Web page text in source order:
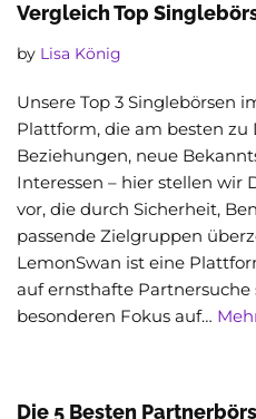
Vergleich Top
by Lisa König
Unsere Top 3 Singlebörsen
Plattform, die am besten zu
Beziehungen, neue
Interessen – hier stellen wir
vor, die durch Sicherheit,
passende Zielgruppen
LemonSwan ist eine
auf ernsthafte
besonderen Fokus auf…
Die 5 Besten